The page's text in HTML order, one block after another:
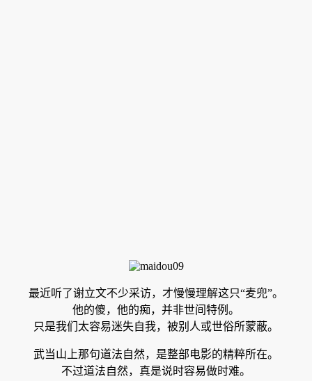
最近听了谢立文不少采访，才慢慢理解这只“麦兜”。
他的傻，他的痴，并非世间特例。
只是我们太容易迷失自我，被别人或世俗所蒙蔽。
武当山上那句道法自然，是整部电影的精粹所在。
不过道法自然，真是说时容易做时难。